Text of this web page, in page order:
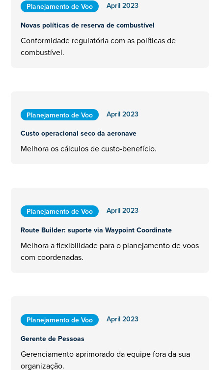
Planejamento de Voo
April 2023
Novas políticas de reserva de combustível
Conformidade regulatória com as políticas de
combustível.
Planejamento de Voo
April 2023
Custo operacional seco da aeronave
Melhora os cálculos de custo-benefício.
Planejamento de Voo
April 2023
Route Builder: suporte via Waypoint Coordinate
Melhora a flexibilidade para o planejamento de voos
com coordenadas.
Planejamento de Voo
April 2023
Gerente de Pessoas
Gerenciamento aprimorado da equipe fora da sua
organização.